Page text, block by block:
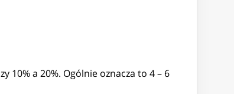
10% a 20%. Ogólnie oznacza to 4 – 6